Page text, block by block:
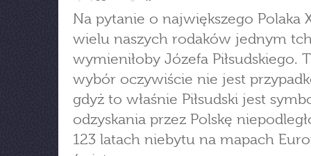
Na pytanie o największego Polaka
wielu naszych rodaków jednym
wymieniłoby Józefa Piłsudskiego.
wybór oczywiście nie jest
gdyż to właśnie Piłsudski jest
odzyskania przez Polskę
123 latach niebytu na mapach